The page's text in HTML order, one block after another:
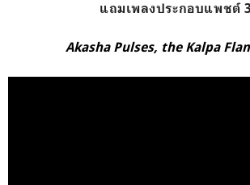
แถมเพลงประกอบแพชต์
Akasha Pulses, the Kalpa